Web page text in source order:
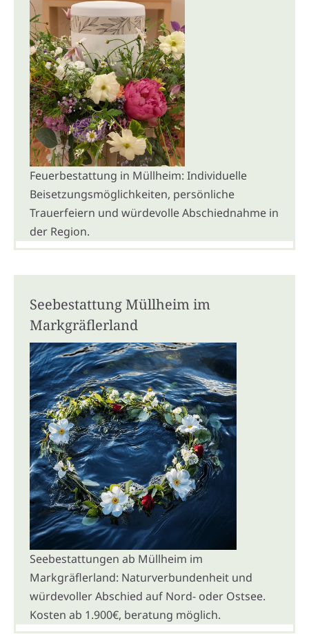
Feuerbestattung in Müllheim: Individuelle
Beisetzungsmöglichkeiten, persönliche
Trauerfeiern und würdevolle Abschiednahme in
der Region.
Seebestattung Müllheim im
Markgräflerland
Seebestattungen ab Müllheim im
Markgräflerland: Naturverbundenheit und
würdevoller Abschied auf Nord- oder Ostsee.
Kosten ab 1.900€, beratung möglich.